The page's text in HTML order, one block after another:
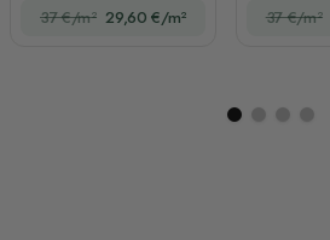
37 €/m² 29,60 €/m² 37 €/m²